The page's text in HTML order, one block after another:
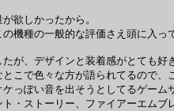
欲しかったから。
機種の一般的な評価さえ頭に入
が、デザインと装着感がとても好
こで色々な方が語られてるので、
っぽい音を出そうとしてるゲーム
・ストーリー、ファイアーエムブ